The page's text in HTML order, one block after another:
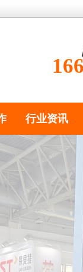
行业资讯